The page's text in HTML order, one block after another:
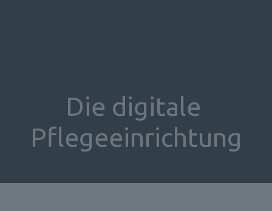
Die digitale
Pflegeeinrichtung